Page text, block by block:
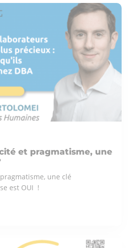
et pragmatisme, une
une clé
est OUI !